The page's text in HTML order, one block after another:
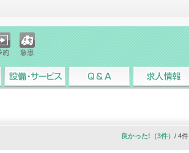
急患
良かった!（3件） / 4件